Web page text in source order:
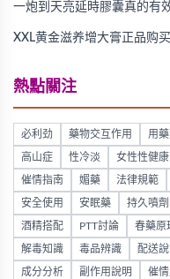
一炮到天亮延時膠囊真的有
XXL黄金滋养增大膏正品购
熱點關注
必利劲 藥物交互作用 用
高山症 性冷淡 女性性健康
催情指南 媚藥 法律規範
安全使用 安眠藥 持久噴劑
酒精搭配 PTT討論 春藥原
解毒知識 毒品辨識 配送
成分分析 副作用說明 催